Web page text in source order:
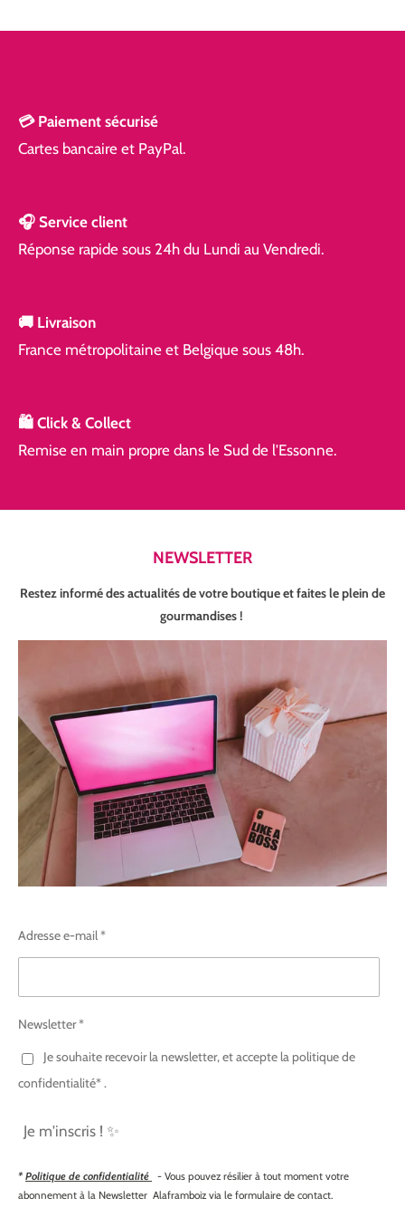
💳 Paiement sécurisé
Cartes bancaire et PayPal.
🎧 Service client
Réponse rapide sous 24h du Lundi au Vendredi.
🚚 Livraison
France métropolitaine et Belgique sous 48h.
🛍️ Click & Collect
Remise en main propre dans le Sud de l'Essonne.
NEWSLETTER
Restez informé des actualités de votre boutique et faites le plein de
gourmandises !
Adresse e-mail *
Newsletter *
Je souhaite recevoir la newsletter, et accepte la politique de
confidentialité* .
Je m'inscris ! ✨
* Politique de confidentialité
- Vous pouvez résilier à tout moment votre
abonnement à la Newsletter Alaframboiz via le formulaire de contact.